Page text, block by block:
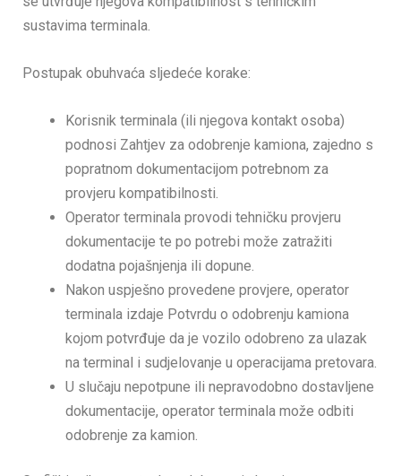
sustavima terminala.
Postupak obuhvaća sljedeće korake:
Korisnik terminala (ili njegova kontakt osoba)
podnosi Zahtjev za odobrenje kamiona, zajedno s
popratnom dokumentacijom potrebnom za
provjeru kompatibilnosti.
Operator terminala provodi tehničku provjeru
dokumentacije te po potrebi može zatražiti
dodatna pojašnjenja ili dopune.
Nakon uspješno provedene provjere, operator
terminala izdaje Potvrdu o odobrenju kamiona
kojom potvrđuje da je vozilo odobreno za ulazak
na terminal i sudjelovanje u operacijama pretovara.
U slučaju nepotpune ili nepravodobno dostavljene
dokumentacije, operator terminala može odbiti
odobrenje za kamion.